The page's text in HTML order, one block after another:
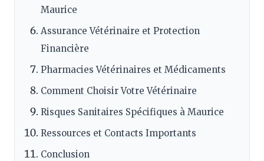
Maurice
Assurance Vétérinaire et Protection
Financière
Pharmacies Vétérinaires et Médicaments
Comment Choisir Votre Vétérinaire
Risques Sanitaires Spécifiques à Maurice
Ressources et Contacts Importants
Conclusion